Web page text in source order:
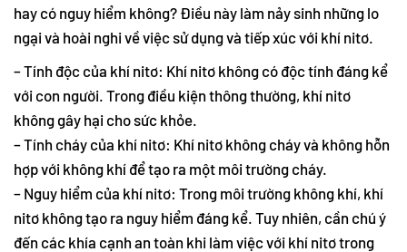
hay có nguy hiểm không? Điều này làm nảy sinh những lo
ngại và hoài nghi về việc sử dụng và tiếp xúc với khí nitơ.
– Tính độc của khí nitơ: Khí nitơ không có độc tính đáng kể
với con người. Trong điều kiện thông thường, khí nitơ
không gây hại cho sức khỏe.
– Tính cháy của khí nitơ: Khí nitơ không cháy và không hỗn
hợp với không khí để tạo ra một môi trường cháy.
– Nguy hiểm của khí nitơ: Trong môi trường không khí, khí
nitơ không tạo ra nguy hiểm đáng kể. Tuy nhiên, cần chú ý
đến các khía cạnh an toàn khi làm việc với khí nitơ trong